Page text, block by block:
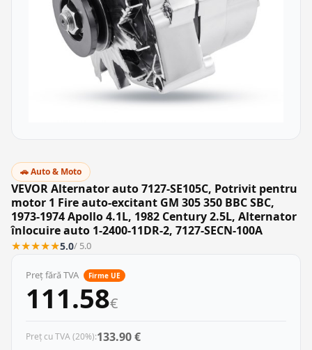
🚗 Auto & Moto
VEVOR Alternator auto 7127-SE105C, Potrivit pentru
motor 1 Fire auto-excitant GM 305 350 BBC SBC,
1973-1974 Apollo 4.1L, 1982 Century 2.5L, Alternator
înlocuire auto 1-2400-11DR-2, 7127-SECN-100A
★★★★★5.0/ 5.0
Preț fără TVA Firme UE
111.58€
Preț cu TVA (20%):133.90 €